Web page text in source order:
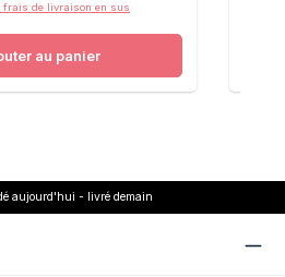
frais de livraison en sus
au panier
aujourd'hui - livré demain